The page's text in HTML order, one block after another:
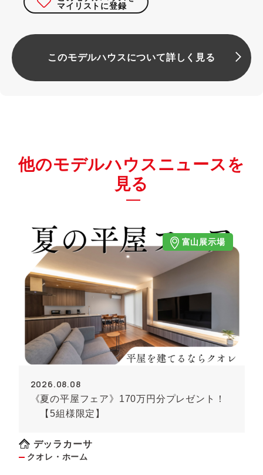
マイリストに登録
このモデルハウスについて詳しく見る
他のモデルハウスニュースを
見る
富山展示場
2026.08.08
《夏の平屋フェア》170万円分プレゼント！
【5組様限定】
デッラカーサ
クオレ・ホーム